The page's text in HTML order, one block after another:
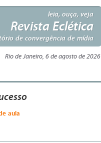
leia, ouça, veja
Revista Eclética
de convergência de mídia
Rio de Janeiro, 6 de agosto de 2026
aula